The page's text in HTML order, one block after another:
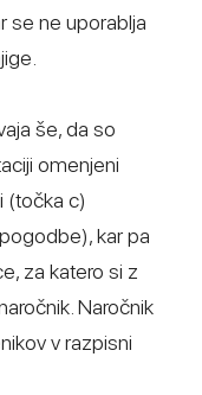
se ne uporablja
še, da so
omenjeni
(točka c)
kar pa
za katero si z
Naročnik
v razpisni